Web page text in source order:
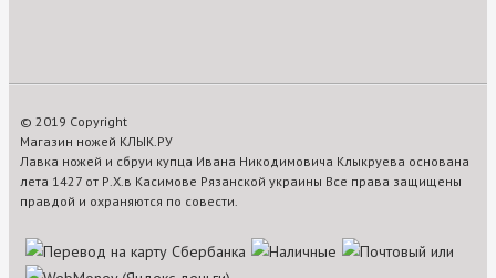
© 2019 Copyright
Магазин ножей КЛЫК.РУ
Лавка ножей и сбруи купца Ивана Никодимовича Клыкруева основана
лета 1427 от Р.Х.в Касимове Рязанской украины Все права защищены
правдой и охраняются по совести.